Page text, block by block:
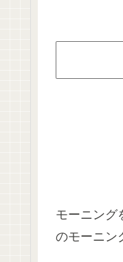
モーニング
のモーニン